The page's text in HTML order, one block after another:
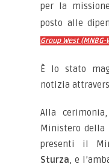
per la
posto alle
Group West (MNBG-
È lo stato
notizia
Alla
Ministero della
presenti il
Sturza, e